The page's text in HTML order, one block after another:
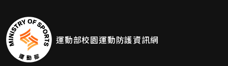
運動部校園運動防護資訊網